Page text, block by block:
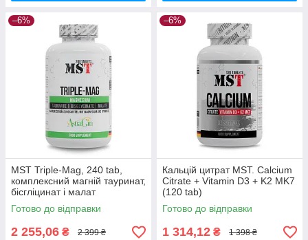
–6%
MST Triple-Mag, 240 tab,
комплексний магній тауринат,
бісгліцинат і малат
Готово до відправки
2 255,06 ₴ 2 399 ₴
–6%
Кальцій цитрат MST. Calcium
Citrate + Vitamin D3 + K2 MK7
(120 tab)
Готово до відправки
1 314,12 ₴ 1 398 ₴